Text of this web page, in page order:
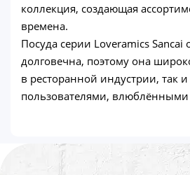
коллекция, создающая
времена.
Посуда серии Loveramics Sancai
долговечна, поэтому она
в ресторанной индустрии, так
пользователями, влюблёнными